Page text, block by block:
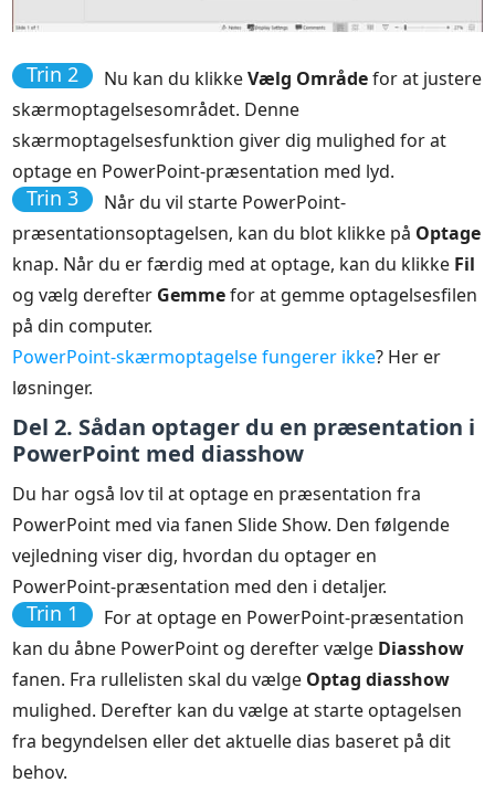
Trin 2 Nu kan du klikkeVælg Områdefor at justere
skærmoptagelsesområdet. Denne
skærmoptagelsesfunktion giver dig mulighed for at
optage en PowerPoint-præsentation med lyd.
Trin 3
Når du vil starte PowerPoint-
præsentationsoptagelsen, kan du blot klikke på Optage
knap. Når du er færdig med at optage, kan du klikke Fil
og vælg derefter Gemmefor at gemme optagelsesfilen
på din computer.
PowerPoint-skærmoptagelse fungerer ikke? Her er
løsninger.
Del 2. Sådan optager du en præsentation i
PowerPoint med diasshow
Du har også lov til at optage en præsentation fra
PowerPoint med via fanen Slide Show. Den følgende
vejledning viser dig, hvordan du optager en
PowerPoint-præsentation med den i detaljer.
Trin 1
For at optage en PowerPoint-præsentation
kan du åbne PowerPoint og derefter vælge Diasshow
fanen. Fra rullelisten skal du vælge Optag diasshow
mulighed. Derefter kan du vælge at starte optagelsen
fra begyndelsen eller det aktuelle dias baseret på dit
behov.